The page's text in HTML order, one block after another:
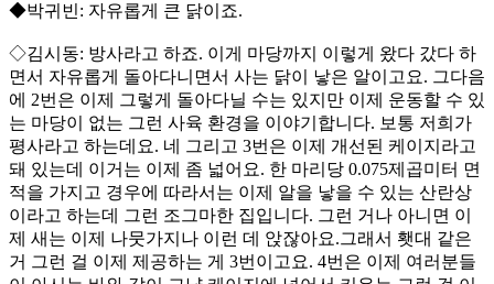
◆박귀빈: 자유롭게 큰 닭이죠.
◇김시동: 방사라고 하죠. 이게 마당까지 이렇게 왔다 갔다 하
면서 자유롭게 돌아다니면서 사는 닭이 낳은 알이고요. 그다음
에 2번은 이제 그렇게 돌아다닐 수는 있지만 이제 운동할 수 있
는 마당이 없는 그런 사육 환경을 이야기합니다. 보통 저희가
평사라고 하는데요. 네 그리고 3번은 이제 개선된 케이지라고
돼 있는데 이거는 이제 좀 넓어요. 한 마리당 0.075제곱미터 면
적을 가지고 경우에 따라서는 이제 알을 낳을 수 있는 산란상
이라고 하는데 그런 조그마한 집입니다. 그런 거나 아니면 이
제 새는 이제 나뭇가지나 이런 데 앉잖아요.그래서 횃대 같은
거 그런 걸 이제 제공하는 게 3번이고요. 4번은 이제 여러분들